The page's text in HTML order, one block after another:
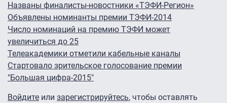
Названы финалисты-новостники «ТЭФИ-Регион»
Объявлены номинанты премии ТЭФИ-2014
Число номинаций на премию ТЭФИ может
увеличиться до 25
Телеакадемики отметили кабельные каналы
Стартовало зрительское голосование премии
"Большая цифра-2015"
Войдите или зарегистрируйтесь, чтобы оставлять